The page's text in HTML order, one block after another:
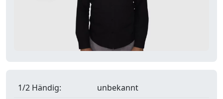
1/2 Händig:
unbekannt